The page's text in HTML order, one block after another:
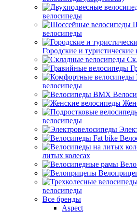
велосипеды
велосипеды
Городские и туристические
велосипеды
велосипеды
литых колесах
велосипеды
Все бренды
Aspect